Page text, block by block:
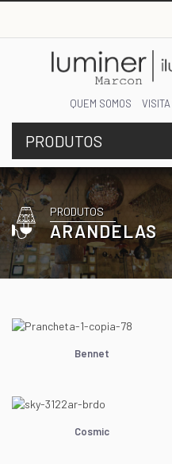
QUEM SOMOS
PRODUTOS
ARANDELAS
Bennet
Cosmic